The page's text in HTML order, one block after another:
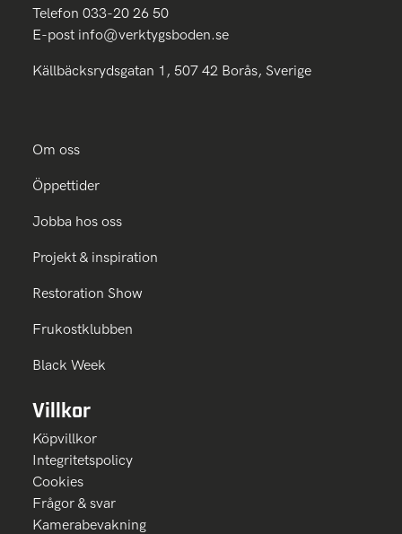
Telefon 033-20 26 50
E-post info@verktygsboden.se
Källbäcksrydsgatan 1, 507 42 Borås, Sverige
Om oss
Öppettider
Jobba hos oss
Projekt & inspiration
Restoration Show
Frukostklubben
Black Week
Villkor
Köpvillkor
Integritetspolicy
Cookies
Frågor & svar
Kamerabevakning